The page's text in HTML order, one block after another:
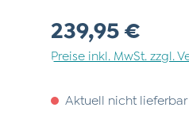
Regulärer Preis:
239,95 €
Preise inkl. MwSt. zzgl.
Aktuell nicht lieferbar